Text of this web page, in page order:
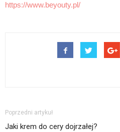
https://www.beyouty.pl/
Poprzedni artykuł
Jaki krem do cery dojrzałej?